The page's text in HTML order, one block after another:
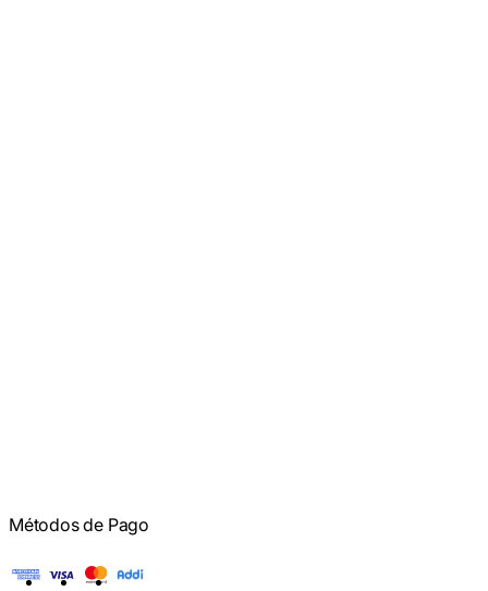
Métodos de Pago
American Express
Visa Mastercard